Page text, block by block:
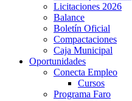
Licitaciones 2026
Balance
Boletín Oficial
Compactaciones
Caja Municipal
Oportunidades
Conecta Empleo
Cursos
Programa Faro